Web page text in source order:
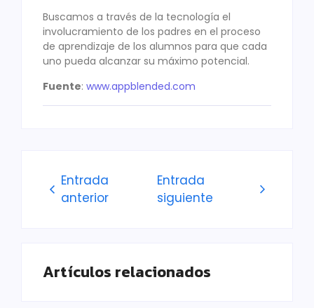
Buscamos a través de la tecnología el
involucramiento de los padres en el proceso
de aprendizaje de los alumnos para que cada
uno pueda alcanzar su máximo potencial.
Fuente: www.appblended.com
Entrada
anterior
Entrada
siguiente
Artículos relacionados